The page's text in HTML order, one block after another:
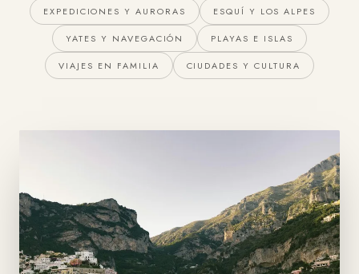
EXPEDICIONES Y AURORAS ESQUÍ Y LOS ALPES
YATES Y NAVEGACIÓN PLAYAS E ISLAS
VIAJES EN FAMILIA CIUDADES Y CULTURA